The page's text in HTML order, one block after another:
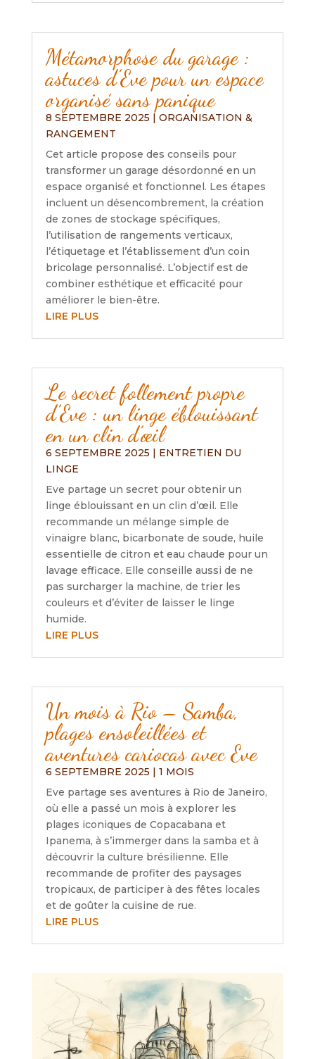
Métamorphose du garage :
astuces d’Eve pour un espace
organisé sans panique
8 SEPTEMBRE 2025 | ORGANISATION &
RANGEMENT
Cet article propose des conseils pour
transformer un garage désordonné en un
espace organisé et fonctionnel. Les étapes
incluent un désencombrement, la création
de zones de stockage spécifiques,
l’utilisation de rangements verticaux,
l’étiquetage et l’établissement d’un coin
bricolage personnalisé. L’objectif est de
combiner esthétique et efficacité pour
améliorer le bien-être.
LIRE PLUS
Le secret follement propre
d’Eve : un linge éblouissant
en un clin d’œil
6 SEPTEMBRE 2025 | ENTRETIEN DU
LINGE
Eve partage un secret pour obtenir un
linge éblouissant en un clin d’œil. Elle
recommande un mélange simple de
vinaigre blanc, bicarbonate de soude, huile
essentielle de citron et eau chaude pour un
lavage efficace. Elle conseille aussi de ne
pas surcharger la machine, de trier les
couleurs et d’éviter de laisser le linge
humide.
LIRE PLUS
Un mois à Rio – Samba,
plages ensoleillées et
aventures cariocas avec Eve
6 SEPTEMBRE 2025 | 1 MOIS
Eve partage ses aventures à Rio de Janeiro,
où elle a passé un mois à explorer les
plages iconiques de Copacabana et
Ipanema, à s’immerger dans la samba et à
découvrir la culture brésilienne. Elle
recommande de profiter des paysages
tropicaux, de participer à des fêtes locales
et de goûter la cuisine de rue.
LIRE PLUS